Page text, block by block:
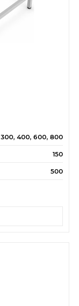
300, 400, 600, 800
150
500